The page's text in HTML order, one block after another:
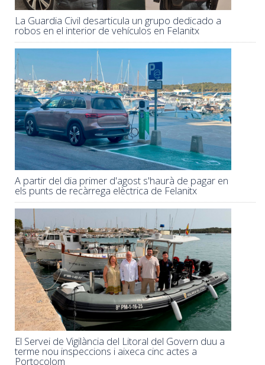
La Guardia Civil desarticula un grupo dedicado a
robos en el interior de vehículos en Felanitx
A partir del dia primer d'agost s'haurà de pagar en
els punts de recàrrega elèctrica de Felanitx
El Servei de Vigilància del Litoral del Govern duu a
terme nou inspeccions i aixeca cinc actes a
Portocolom